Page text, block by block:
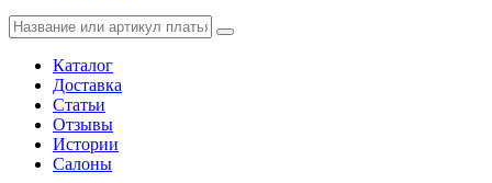
Каталог
Доставка
Статьи
Отзывы
Истории
Салоны